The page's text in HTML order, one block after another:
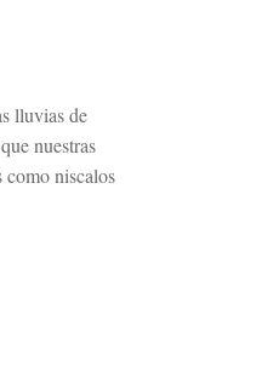
lluvias de
nuestras
como niscalos